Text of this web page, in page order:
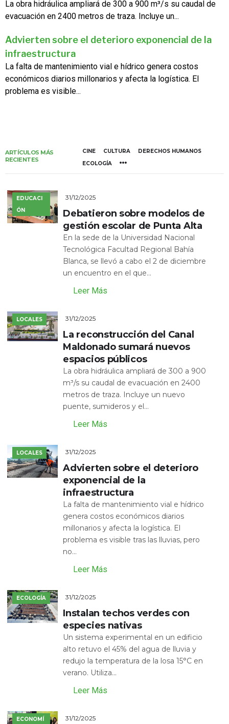
La obra hidráulica ampliará de 300 a 900 m³/s su caudal de
evacuación en 2400 metros de traza. Incluye un...
Advierten sobre el deterioro exponencial de la
infraestructura
La falta de mantenimiento vial e hídrico genera costos
económicos diarios millonarios y afecta la logística. El
problema es visible...
ARTÍCULOS MÁS
RECIENTES
CINE CULTURA
DERECHOS HUMANOS
ECOLOGÍA
EDUCACI
ÓN
31/12/2025
Debatieron sobre modelos de
gestión escolar de Punta Alta
En la sede de la Universidad Nacional
Tecnológica Facultad Regional Bahía
Blanca, se llevó a cabo el 2 de diciembre
un encuentro en el que...
Leer Más
LOCALES 31/12/2025
La reconstrucción del Canal
Maldonado sumará nuevos
espacios públicos
La obra hidráulica ampliará de 300 a 900
m³/s su caudal de evacuación en 2400
metros de traza. Incluye un nuevo
puente, sumideros y el...
Leer Más
LOCALES 31/12/2025
Advierten sobre el deterioro
exponencial de la
infraestructura
La falta de mantenimiento vial e hídrico
genera costos económicos diarios
millonarios y afecta la logística. El
problema es visible tras las lluvias, pero
no...
Leer Más
ECOLOGÍA 31/12/2025
Instalan techos verdes con
especies nativas
Un sistema experimental en un edificio
alto retuvo el 45% del agua de lluvia y
redujo la temperatura de la losa 15°C en
verano. Utiliza...
Leer Más
ECONOMÍ
31/12/2025